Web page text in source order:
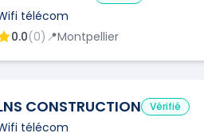
télécom
0.0(0) 📍Montpellier
CONSTRUCTION Vérifié
télécom